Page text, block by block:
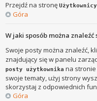
Przejdź na stronęUżytkownicy
Góra
W jaki sposób można
Swoje posty można znaleźć,
znajdujący się w panelu
posty użytkownika na stronie
swoje tematy, użyj strony
skorzystaj z odpowiednich
Góra